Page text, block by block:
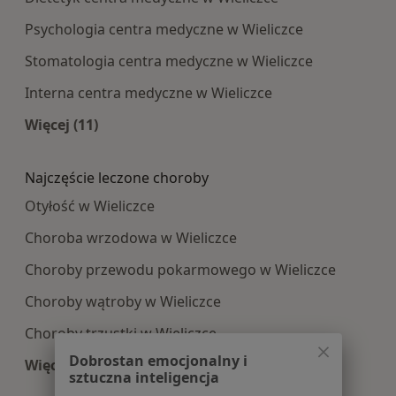
Psychologia centra medyczne w Wieliczce
Stomatologia centra medyczne w Wieliczce
Interna centra medyczne w Wieliczce
Więcej (11)
Najczęście leczone choroby
Otyłość w Wieliczce
Choroba wrzodowa w Wieliczce
Choroby przewodu pokarmowego w Wieliczce
Choroby wątroby w Wieliczce
Choroby trzustki w Wieliczce
Więcej (14)
Więcej w kategorii: Najczęście leczone choroby
Dobrostan emocjonalny i
sztuczna inteligencja